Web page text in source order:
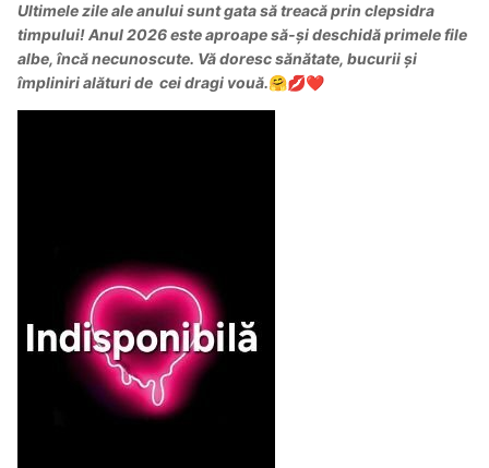
Ultimele zile ale anului sunt gata să treacă prin clepsidra
timpului! Anul 2026 este aproape să-şi deschidă primele file
albe, încă necunoscute. Vă doresc sănătate, bucurii şi
împliniri alături de cei dragi vouă.🤗💋❤️